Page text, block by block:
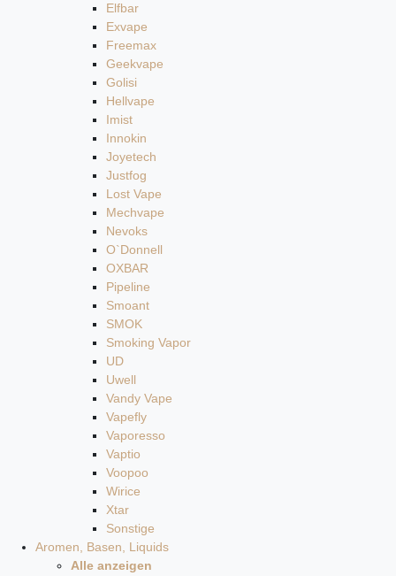
Elfbar
Exvape
Freemax
Geekvape
Golisi
Hellvape
Imist
Innokin
Joyetech
Justfog
Lost Vape
Mechvape
Nevoks
O`Donnell
OXBAR
Pipeline
Smoant
SMOK
Smoking Vapor
UD
Uwell
Vandy Vape
Vapefly
Vaporesso
Vaptio
Voopoo
Wirice
Xtar
Sonstige
Aromen, Basen, Liquids
Alle anzeigen